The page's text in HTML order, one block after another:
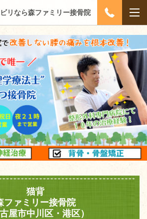
リなら森ファミリー接骨院
猫背
ファミリー接骨院
古屋市中川区・港区）